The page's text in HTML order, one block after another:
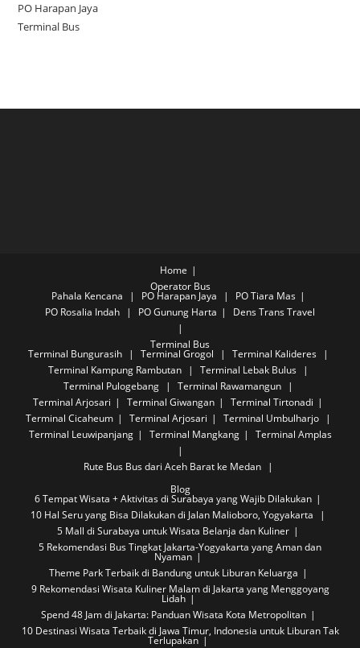
PO Harapan Jaya
Terminal Bus
Home
Operator Bus
Pahala Kencana PO Harapan Jaya
PO Tiara Mas
PO Rosalia Indah
PO Gunung Harta Dens Trans Travel
Terminal Bus
Terminal Bungurasih Terminal Grogol
Terminal Kalideres
Terminal Kampung Rambutan
Terminal Lebak Bulus
Terminal Pulogebang
Terminal Rawamangun
Terminal Arjosari
Terminal Giwangan
Terminal Tirtonadi
Terminal Cicaheum
Terminal Arjosari
Terminal Umbulharjo
Terminal Leuwipanjang
Terminal Mangkang Terminal Amplas
Rute Bus Bus dari Aceh Barat ke Medan
Blog
6 Tempat Wisata + Aktivitas di Surabaya yang Wajib Dilakukan
10 Hal Seru yang Bisa Dilakukan di Jalan Malioboro, Yogyakarta
5 Mall di Surabaya untuk Wisata Belanja dan Kuliner
5 Rekomendasi Bus Tingkat Jakarta-Yogyakarta yang Aman dan
Nyaman
Theme Park Terbaik di Bandung untuk Liburan Keluarga
9 Rekomendasi Wisata Kuliner Malam di Jakarta yang Menggoyang
Lidah
Spend 48 Jam di Jakarta: Panduan Wisata Kota Metropolitan
10 Destinasi Wisata Terbaik di Jawa Timur, Indonesia untuk Liburan Tak
Terlupakan